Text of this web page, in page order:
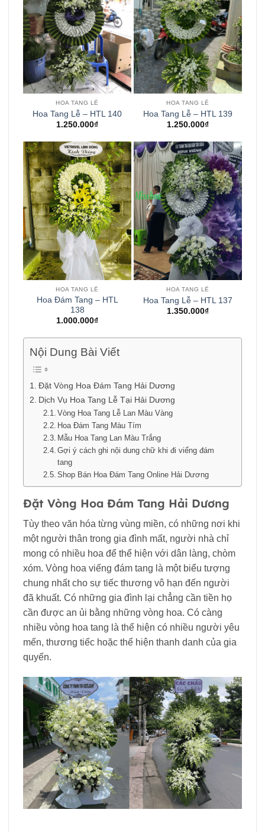
HOA TANG LỄ
Hoa Tang Lễ – HTL 140
1.250.000₫
HOA TANG LỄ
Hoa Tang Lễ – HTL 139
1.250.000₫
HOA TANG LỄ
Hoa Đám Tang – HTL
138
1.000.000₫
HOA TANG LỄ
Hoa Tang Lễ – HTL 137
1.350.000₫
Nội Dung Bài Viết
Đặt Vòng Hoa Đám Tang Hải Dương
Dịch Vụ Hoa Tang Lễ Tại Hải Dương
Vòng Hoa Tang Lễ Lan Màu Vàng
Hoa Đám Tang Màu Tím
Mẫu Hoa Tang Lan Màu Trắng
Gợi ý cách ghi nội dung chữ khi đi viếng đám
tang
Shop Bán Hoa Đám Tang Online Hải Dương
Đặt Vòng Hoa Đám Tang Hải Dương
Tùy theo văn hóa từng vùng miền, có những nơi khi
một người thân trong gia đình mất, người nhà chỉ
mong có nhiều hoa để thể hiện với dân làng, chòm
xóm. Vòng hoa viếng đám tang là một biểu tượng
chung nhất cho sự tiếc thương vô hạn đến người
đã khuất. Có những gia đình lại chẳng cần tiền họ
cần được an ủi bằng những vòng hoa. Có càng
nhiều vòng hoa tang là thể hiện có nhiều người yêu
mến, thương tiếc hoặc thể hiện thanh danh của gia
quyến.